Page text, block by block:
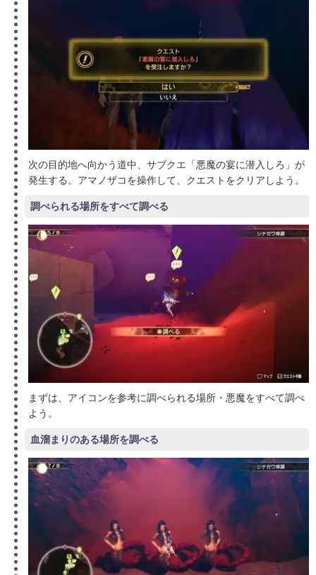
次の目的地へ向かう道中、サブクエ「悪魔の宴に潜入しろ」が
発生する。アマノザコを操作して、クエストをクリアしよう。
調べられる場所をすべて調べる
まずは、アイコンを参考に調べられる場所・悪魔をすべて調べ
よう。
血溜まりのある場所を調べる